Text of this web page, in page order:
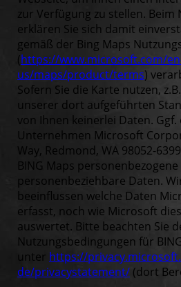
zur Verfügung zu stellen. Beim
erklären Sie sich damit
gemäß der Bing Maps
(https://www.microsoft.com/
us/maps/product/terms)
Sofern Sie die Karte nutzen,
unserer dort aufgeführten
von Ihnen keinerlei Daten.
Unternehmen Microsoft
Way, Redmond, WA 98052-
BING Maps
personenbeziehbare Daten.
beeinflussen welche Daten
erfasst, noch wie Microsoft
auswertet. Bitte beachten Sie
Nutzungsbedingungen für
unter https://
de/privacystatement/ (dort